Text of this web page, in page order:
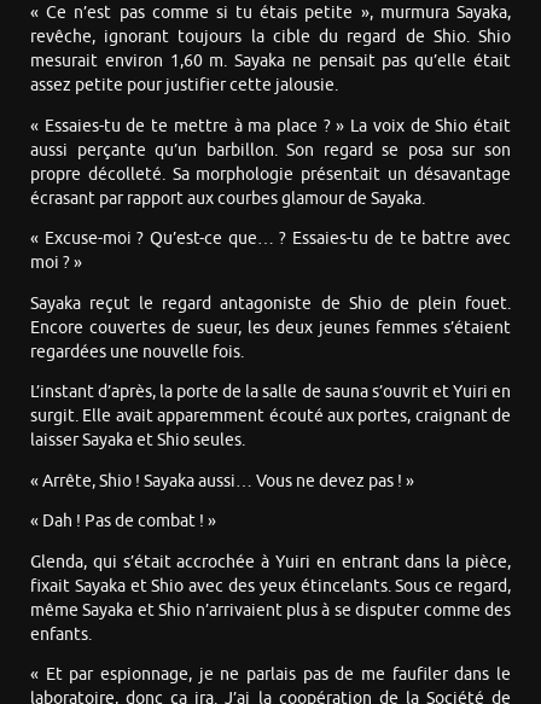
« Ce n’est pas comme si tu étais petite », murmura Sayaka,
revêche, ignorant toujours la cible du regard de Shio. Shio
mesurait environ 1,60 m. Sayaka ne pensait pas qu’elle était
assez petite pour justifier cette jalousie.
« Essaies-tu de te mettre à ma place ? » La voix de Shio était
aussi perçante qu’un barbillon. Son regard se posa sur son
propre décolleté. Sa morphologie présentait un désavantage
écrasant par rapport aux courbes glamour de Sayaka.
« Excuse-moi ? Qu’est-ce que… ? Essaies-tu de te battre avec
moi ? »
Sayaka reçut le regard antagoniste de Shio de plein fouet.
Encore couvertes de sueur, les deux jeunes femmes s’étaient
regardées une nouvelle fois.
L’instant d’après, la porte de la salle de sauna s’ouvrit et Yuiri en
surgit. Elle avait apparemment écouté aux portes, craignant de
laisser Sayaka et Shio seules.
« Arrête, Shio ! Sayaka aussi… Vous ne devez pas ! »
« Dah ! Pas de combat ! »
Glenda, qui s’était accrochée à Yuiri en entrant dans la pièce,
fixait Sayaka et Shio avec des yeux étincelants. Sous ce regard,
même Sayaka et Shio n’arrivaient plus à se disputer comme des
enfants.
« Et par espionnage, je ne parlais pas de me faufiler dans le
laboratoire, donc ça ira. J’ai la coopération de la Société de